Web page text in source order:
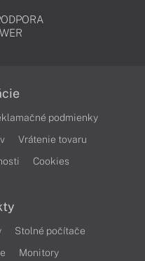
podmienky
Vrátenie tovaru
Cookies
Stolné počítače
Monitory